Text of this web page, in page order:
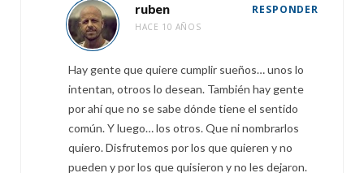
ruben
HACE 10 AÑOS
RESPONDER
Hay gente que quiere cumplir sueños… unos lo
intentan, otroos lo desean. También hay gente
por ahí que no se sabe dónde tiene el sentido
común. Y luego… los otros. Que ni nombrarlos
quiero. Disfrutemos por los que quieren y no
pueden y por los que quisieron y no les dejaron.